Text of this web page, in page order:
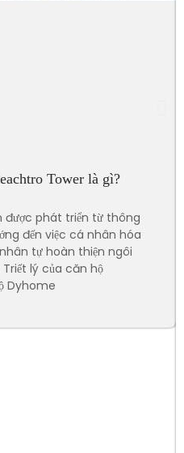
Tower là gì?
được phát triển từ thông
đến việc cá nhân hóa
tự hoàn thiện ngôi
lý của căn hộ
Dyhome